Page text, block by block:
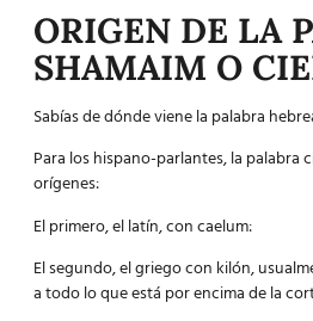
ORIGEN DE LA
SHAMAIM O
Sabías de dónde viene la palabra
Para los hispano-parlantes, la palabra
orígenes:
El primero, el latín, con caelum:
El segundo, el griego con kilón,
a todo lo que está por encima de la